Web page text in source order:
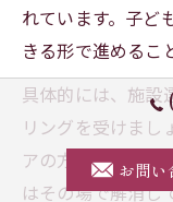
れています。子ど
きる形で進めるこ
具体的には、施設
リングを受けまし
アの方法などをし
はその場で解消し
お問い